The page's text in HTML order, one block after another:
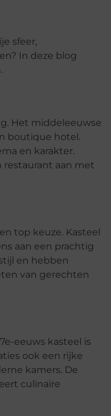
sfeer,
In deze blog
Het middeleeuwse
boutique hotel.
en karakter.
restaurant aan met
top keuze. Kasteel
aan een prachtig
en hebben
van gerechten
eeuws kasteel is
ook een rijke
kamers. De
culinaire